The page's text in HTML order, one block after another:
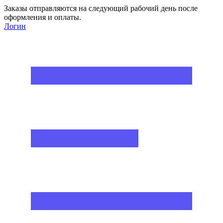
Заказы отправляются на следующий рабочий день после
оформления и оплаты.
Логин